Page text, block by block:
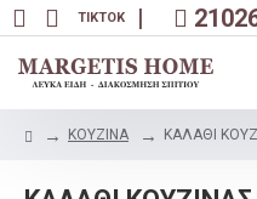
TIKTOK |
ΚΟΥΖΙΝΑ ΚΑΛΑΘΙ